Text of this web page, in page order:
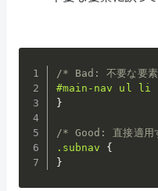
/* Bad: 不要な要素
#main-nav ul li
}
/* Good: 直接適用
.subnav
{
}